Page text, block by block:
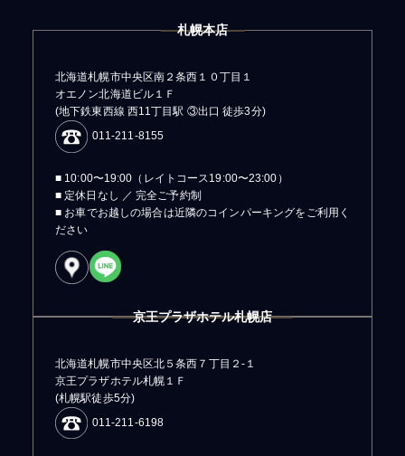
札幌本店
北海道札幌市中央区南２条西１０丁目１
オエノン北海道ビル１Ｆ
(地下鉄東西線 西11丁目駅 ③出口 徒歩3分)
011-211-8155
■ 10:00〜19:00（レイトコース19:00〜23:00）
■ 定休日なし ／ 完全ご予約制
■ お車でお越しの場合は近隣のコインパーキングをご利用く
ださい
京王プラザホテル札幌店
北海道札幌市中央区北５条西７丁目２-１
京王プラザホテル札幌１Ｆ
(札幌駅徒歩5分)
011-211-6198